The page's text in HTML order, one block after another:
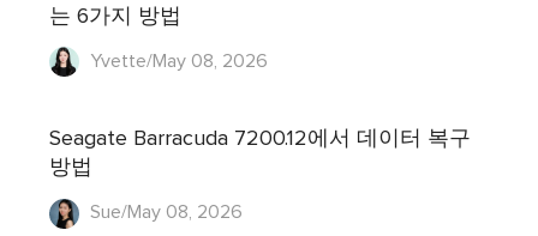
는 6가지 방법
Yvette/May 08, 2026
Seagate Barracuda 7200.12에서 데이터 복구
방법
Sue/May 08, 2026